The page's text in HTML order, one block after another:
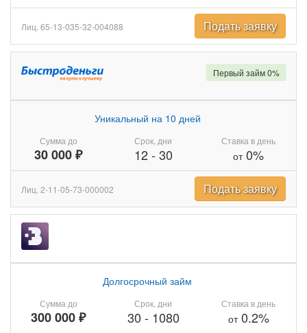
Лиц. 65-13-035-32-004088 Подать заявку
Сумма до
30 000 ₽
Уникальный на 10 дней
Срок, дни
12- 30
Ставка в день
от0%
Первый займ 0%
Лиц. 2-11-05-73-000002 Подать заявку
Сумма до
300 000 ₽
Долгосрочный займ
Срок, дни
30 - 1080
Ставка в день
от0.2%